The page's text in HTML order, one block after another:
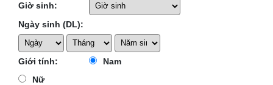
Giờ sinh:
Ngày sinh (DL):
Giới tính:
Nam
Nữ